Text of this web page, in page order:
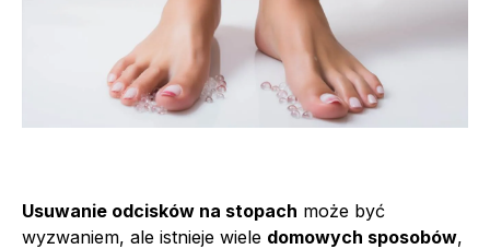
Usuwanie odcisków na stopach może być
wyzwaniem, ale istnieje wiele domowych sposobów,